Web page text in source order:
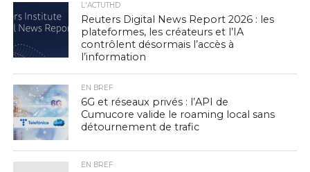
L'ACTUTHD
Reuters Digital News Report 2026 : les
plateformes, les créateurs et l’IA
contrôlent désormais l’accès à
l’information
EN BREF
6G et réseaux privés : l’API de
Cumucore valide le roaming local sans
détournement de trafic
EN BREF